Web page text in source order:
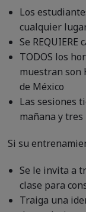
Los
cualquier
Se
TODOS los
muestran son
de México
Las sesiones
mañana y
Si su
Se le invita a
clase para
Traiga una